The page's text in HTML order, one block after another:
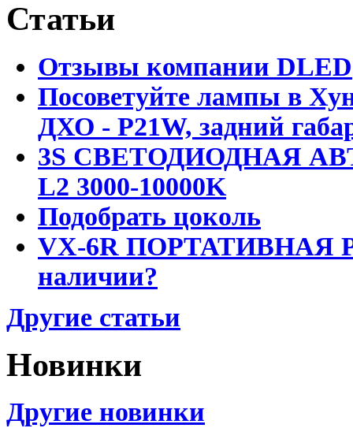
Статьи
Отзывы компании DLED
Посоветуйте лампы в
ДХО - P21W, задний
3S СВЕТОДИОДНАЯ
L2 3000-10000K
Подобрать цоколь
VX-6R ПОРТАТИВНАЯ
наличии?
Другие статьи
Новинки
Другие новинки